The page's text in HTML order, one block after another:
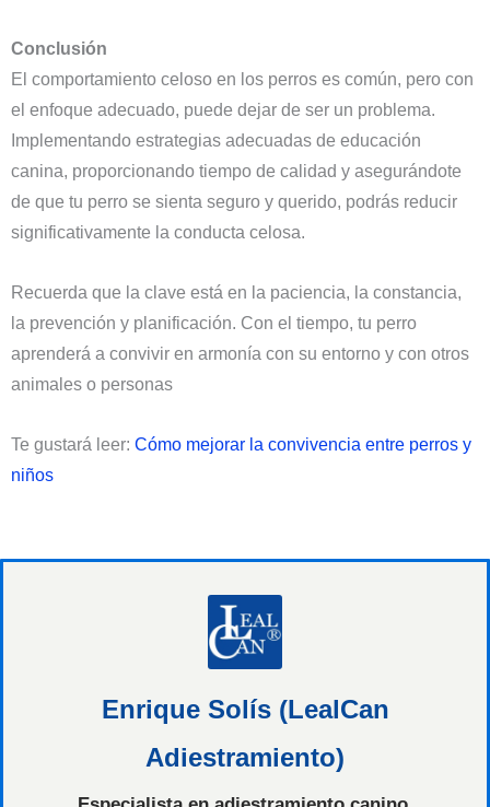
Conclusión
El comportamiento celoso en los perros es común, pero con
el enfoque adecuado, puede dejar de ser un problema.
Implementando estrategias adecuadas de educación
canina, proporcionando tiempo de calidad y asegurándote
de que tu perro se sienta seguro y querido, podrás reducir
significativamente la conducta celosa.
Recuerda que la clave está en la paciencia, la constancia,
la prevención y planificación. Con el tiempo, tu perro
aprenderá a convivir en armonía con su entorno y con otros
animales o personas
Te gustará leer: Cómo mejorar la convivencia entre perros y
niños
Enrique Solís (LealCan
Adiestramiento)